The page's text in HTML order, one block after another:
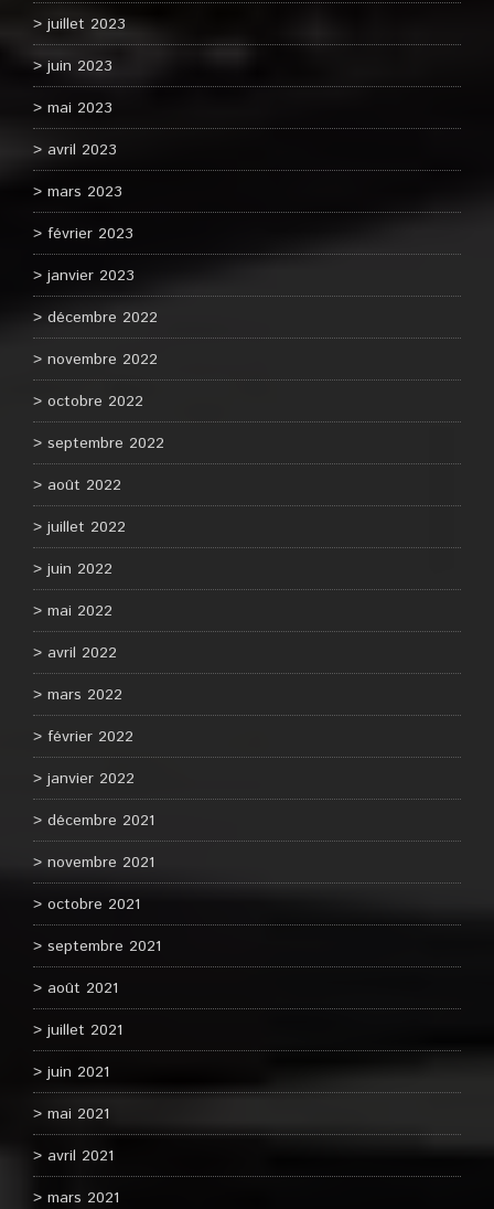
juillet 2023
juin 2023
mai 2023
avril 2023
mars 2023
février 2023
janvier 2023
décembre 2022
novembre 2022
octobre 2022
septembre 2022
août 2022
juillet 2022
juin 2022
mai 2022
avril 2022
mars 2022
février 2022
janvier 2022
décembre 2021
novembre 2021
octobre 2021
septembre 2021
août 2021
juillet 2021
juin 2021
mai 2021
avril 2021
mars 2021